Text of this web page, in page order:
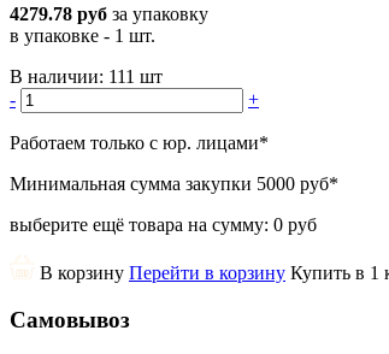
4279.78 руб за упаковку
в упаковке - 1 шт.
В наличии: 111 шт
-
+
Работаем только с юр. лицами*
Минимальная сумма закупки 5000 руб*
выберите ещё товара на сумму: 0 руб
В корзину Перейти в корзину Купить в 1
Самовывоз